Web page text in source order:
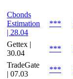
Cbonds
Estimation
| 28.04
***
Gettex |
30.04
***
TradeGate
| 07.03
***